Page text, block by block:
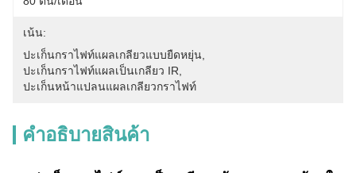
เน้น:
ปะเก็นกราไฟท์แผลเกลียวแบบยืดหยุ่น
ปะเก็นกราไฟท์แผลเป็นเกลียว IR
ปะเก็นหน้าแปลนแผลเกลียวกราไฟท์
คําอธิบายสินค้า